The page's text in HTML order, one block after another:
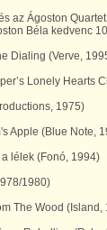
az Ágoston
Béla kedvenc
Dialing (Verve,
Lonely Hearts
1975)
Apple (Blue Note,
lélek (Fonó, 1994)
1980)
The Wood (Island,